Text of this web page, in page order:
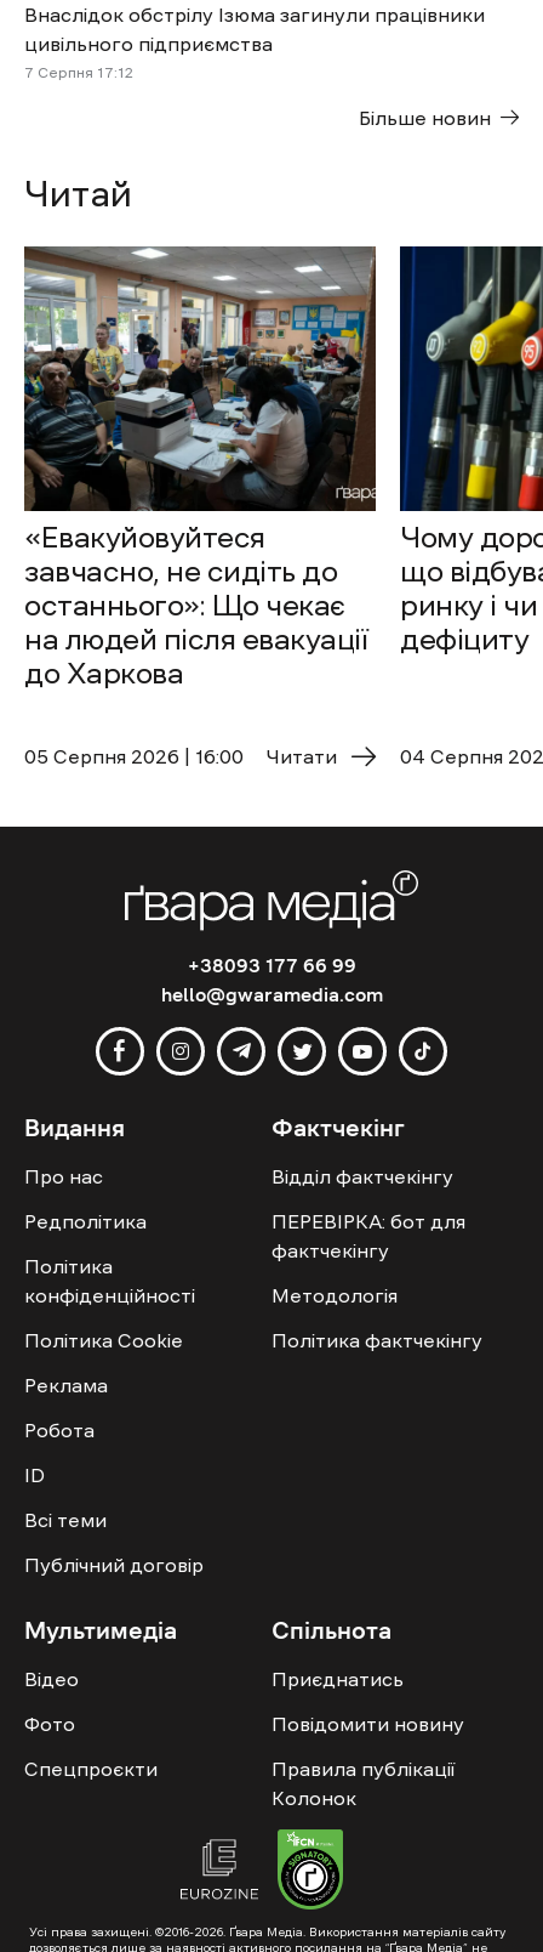
Внаслідок обстрілу Ізюма загинули працівники
цивільного підприємства
7 Cерпня 17:12
Більше новин
Читай
«Евакуйовуйтеся
завчасно, не сидіть до
останнього»: Що чекає
на людей після евакуації
до Харкова
05 Cерпня 2026 | 16:00 Читати
Чому
що
ринку і
дефіциту
04 Cерпня
+38093 177 66 99
hello@gwaramedia.com
Видання
Про нас
Редполітика
Політика
конфіденційності
Політика Cookie
Реклама
Робота
ID
Всі теми
Публічний договір
Фактчекінг
Відділ фактчекінгу
ПЕРЕВІРКА: бот для
фактчекінгу
Методологія
Політика фактчекінгу
Мультимедіа
Відео
Фото
Спецпроєкти
Спільнота
Приєднатись
Повідомити новину
Правила публікації
Колонок
Усі права захищені. ©2016-2026. Ґвара Медіа. Використання матеріалів сайту
дозволяється лише за наявності активного посилання на “Ґвара Медіа” не